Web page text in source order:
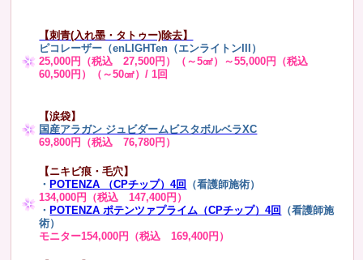
【刺青(入れ墨・タトゥー)除去】
ピコレーザー（enLIGHTen（エンライトンIII）
25,000円（税込 27,500円）（～5㎠）～55,000円（税込
60,500円）（～50㎠）/ 1回
【涙袋】
国産アラガン ジュビダームビスタボルベラXC
69,800円（税込 76,780円）
【ニキビ痕・毛穴】
・ POTENZA （CPチップ）4回
（看護師施術）
134,000円（税込 147,400円）
・ POTENZA ポテンツァプライム（CPチップ）4回
（看護師施
術）
モニター154,000円（税込 169,400円）